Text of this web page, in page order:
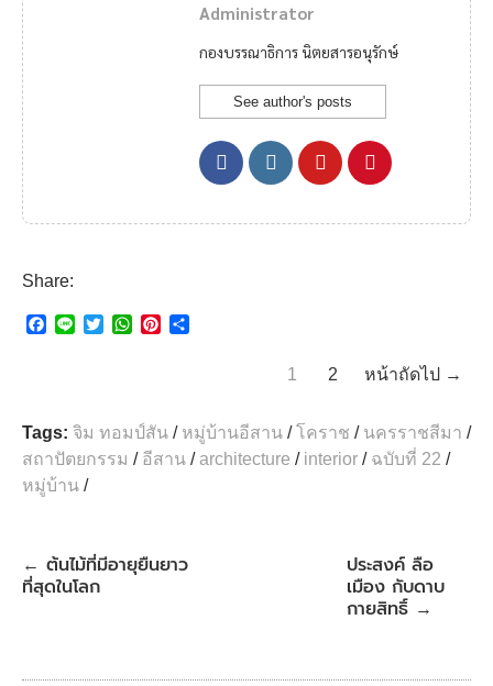
Administrator
กองบรรณาธิการ นิตยสารอนุรักษ์
See author's posts
Share:
o
k
r
W
A
p
p
e
s
1 2 หน้าถัดไป →
Tags: จิม ทอมป์สัน / หมู่บ้านอีสาน /โคราช / นครราชสีมา /
สถาปัตยกรรม / อีสาน /architecture / interior / ฉบับที่ 22 /
หมู่บ้าน /
← ต้นไม้ที่มีอายุยืนยาว
ที่สุดในโลก
ประสงค์ ลือ
เมือง กับดาบ
กายสิทธิ์ →